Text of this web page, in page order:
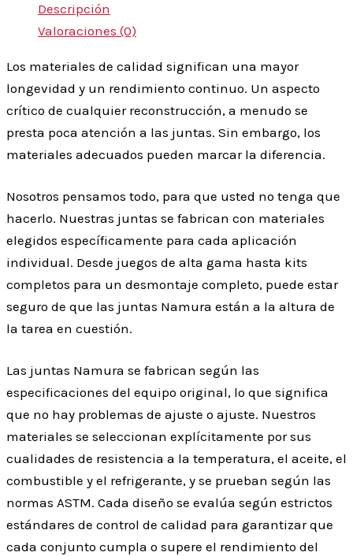
Descripción
Valoraciones (0)
Los materiales de calidad significan una mayor
longevidad y un rendimiento continuo. Un aspecto
crítico de cualquier reconstrucción, a menudo se
presta poca atención a las juntas. Sin embargo, los
materiales adecuados pueden marcar la diferencia.
Nosotros pensamos todo, para que usted no tenga que
hacerlo. Nuestras juntas se fabrican con materiales
elegidos específicamente para cada aplicación
individual. Desde juegos de alta gama hasta kits
completos para un desmontaje completo, puede estar
seguro de que las juntas Namura están a la altura de
la tarea en cuestión.
Las juntas Namura se fabrican según las
especificaciones del equipo original, lo que significa
que no hay problemas de ajuste o ajuste. Nuestros
materiales se seleccionan explícitamente por sus
cualidades de resistencia a la temperatura, el aceite, el
combustible y el refrigerante, y se prueban según las
normas ASTM. Cada diseño se evalúa según estrictos
estándares de control de calidad para garantizar que
cada conjunto cumpla o supere el rendimiento del